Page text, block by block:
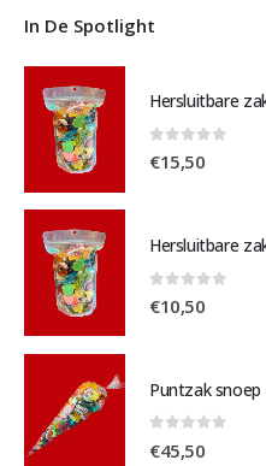
In De Spotlight
Hersluitbare
€15,50
Hersluitbare
€10,50
Puntzak
€45,50